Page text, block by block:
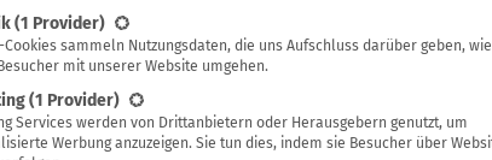
Frenzel
(1 Provider)
sammeln Nutzungsdaten, die uns Aufschluss darüber geben, wie
mit unserer Website umgehen.
(1 Provider)
Services werden von Drittanbietern oder Herausgebern genutzt, um
Werbung anzuzeigen. Sie tun dies, indem sie Besucher über